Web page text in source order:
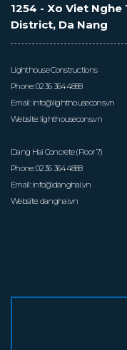
1254 - Xo Viet Nghe
District, Da Nang
Lighthouse Constructions
Phone:0236 3644888
Email:info@lighthousecons.vn
Website: lighthousecons.vn
Dang Hai Concrete (Floor 7)
Phone:0236 3644888
Email:info@danghai.vn
Website:danghai.vn